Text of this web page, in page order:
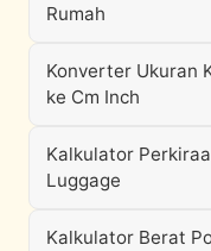
Rumah
Konverter Ukuran
ke Cm Inch
Kalkulator
Luggage
Kalkulator Berat